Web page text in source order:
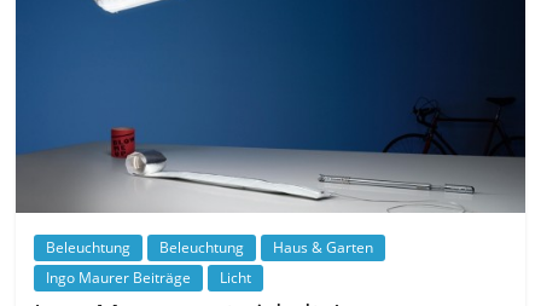
Beleuchtung Beleuchtung
Haus & Garten
Ingo Maurer Beiträge
Licht